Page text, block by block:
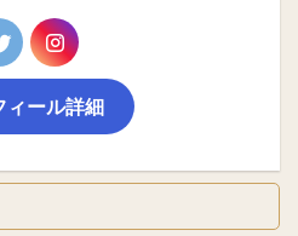
ィール詳細